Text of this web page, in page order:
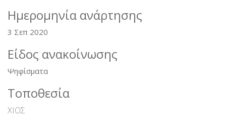
Ημερομηνία ανάρτησης
3 Σεπ 2020
Είδος ανακοίνωσης
Ψηφίσματα
Τοποθεσία
ΧΙΟΣ